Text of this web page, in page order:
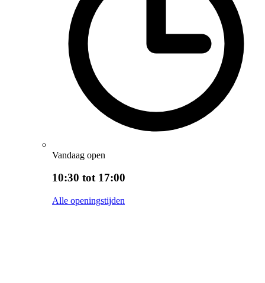
Vandaag open
10:30 tot 17:00
Alle openingstijden